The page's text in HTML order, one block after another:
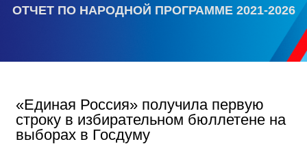
ОТЧЕТ ПО НАРОДНОЙ ПРОГРАММЕ 2021-2026
«Единая Россия» получила первую
строку в избирательном бюллетене на
выборах в Госдуму